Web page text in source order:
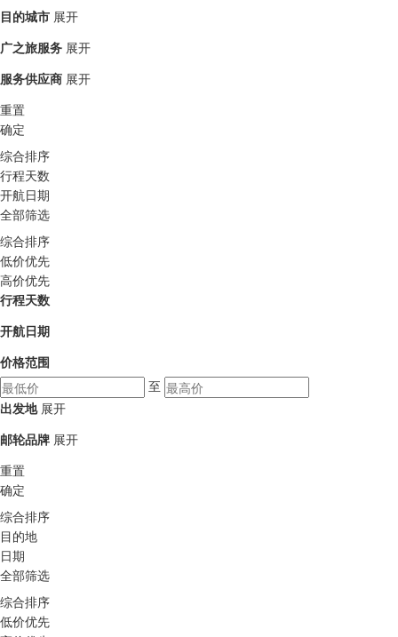
目的城市 展开
广之旅服务 展开
服务供应商 展开
重置
确定
综合排序
行程天数
开航日期
全部筛选
综合排序
低价优先
高价优先
行程天数
开航日期
价格范围
至
出发地 展开
邮轮品牌 展开
重置
确定
综合排序
目的地
日期
全部筛选
综合排序
低价优先